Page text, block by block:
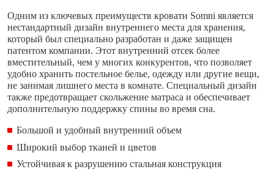
Одним из ключевых преимуществ кровати Somni является
нестандартный дизайн внутреннего места для хранения,
который был специально разработан и даже защищен
патентом компании. Этот внутренний отсек более
вместительный, чем у многих конкурентов, что позволяет
удобно хранить постельное белье, одежду или другие вещи,
не занимая лишнего места в комнате. Специальный дизайн
также предотвращает скольжение матраса и обеспечивает
дополнительную поддержку спины во время сна.
Большой и удобный внутренний объем
Широкий выбор тканей и цветов
Устойчивая к разрушению стальная конструкция